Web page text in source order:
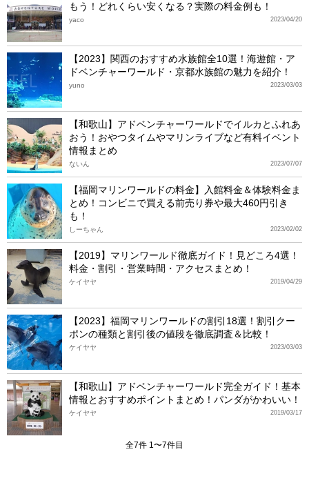
もう！どれくらい安くなる？実際の料金例も！
2023/04/20
yaco
【2023】関西のおすすめ水族館全10選！海遊館・ア
ドベンチャーワールド・京都水族館の魅力を紹介！
2023/03/03
yuno
【和歌山】アドベンチャーワールドでイルカとふれあ
おう！おやつタイムやマリンライブなど有料イベント
情報まとめ
2023/07/07
ないん
【福岡マリンワールドの料金】入館料金＆体験料金ま
とめ！コンビニで買える前売り券や最大460円引き
も！
2023/02/02
しーちゃん
【2019】マリンワールド徹底ガイド！見どころ4選！
料金・割引・営業時間・アクセスまとめ！
2019/04/29
ケイヤヤ
【2023】福岡マリンワールドの割引18選！割引クー
ポンの種類と割引後の値段を徹底調査＆比較！
2023/03/03
ケイヤヤ
【和歌山】アドベンチャーワールド完全ガイド！基本
情報とおすすめポイントまとめ！パンダがかわいい！
2019/03/17
ケイヤヤ
全7件 1〜7件目